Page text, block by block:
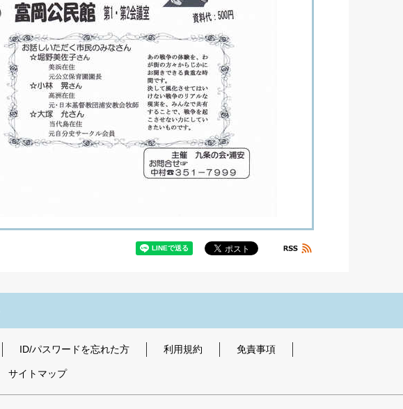
ID/パスワードを忘れた方 利用規約 免責事項
サイトマップ